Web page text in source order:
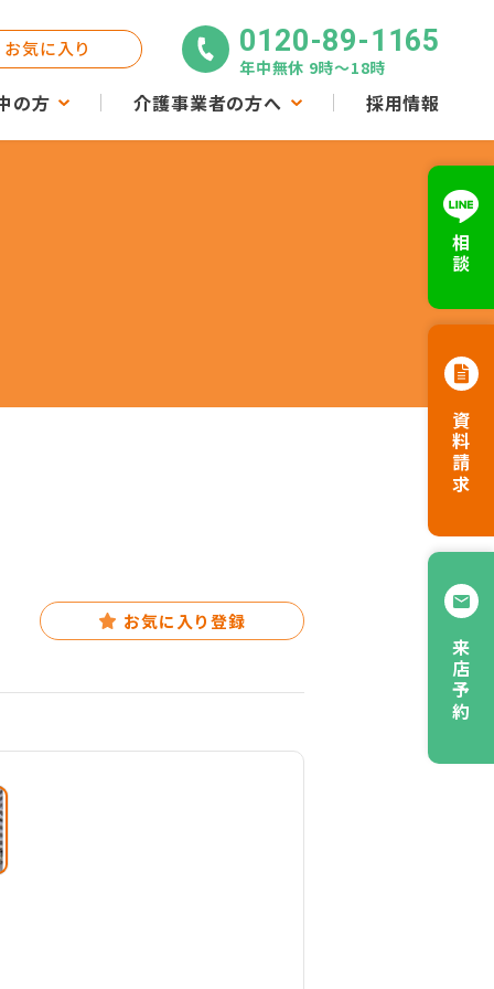
の方 介護事業者の方へ 採用情報
お気に入り 0120-89-1165
年中無休 9時〜18時
相談
資料請求
来店予約
お気に入り登録